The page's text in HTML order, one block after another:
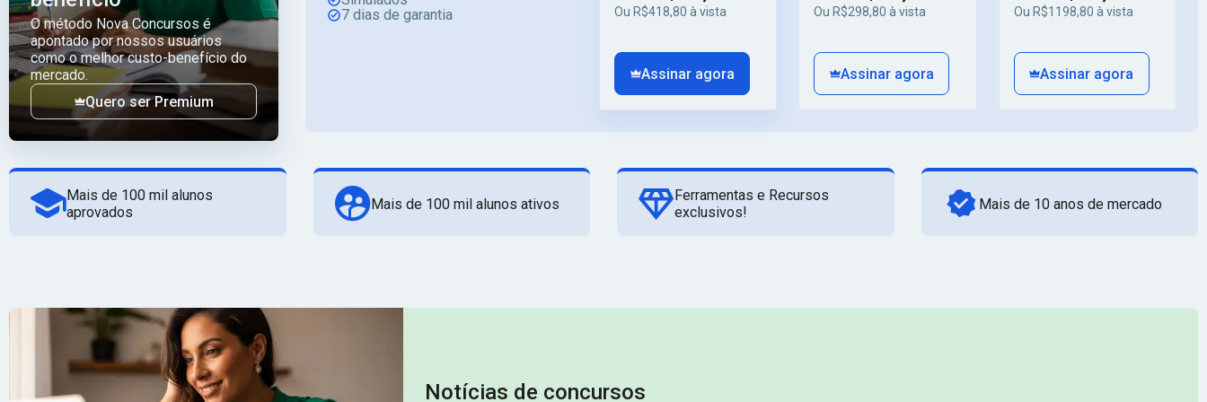
O método Nova Concursos é
apontado por nossos usuários
como o melhor custo-benefício do
mercado.
Quero ser Premium
7 dias de garantia
Ou R$418,80 à vista
Assinar agora
Ou R$298,80 à vista
Assinar agora
Ou R$1198,80 à vista
Assinar agora
Mais de 100 mil alunos
aprovados
Mais de 100 mil alunos ativos
Ferramentas e Recursos
exclusivos!
Mais de 10 anos de mercado
Notícias de concursos